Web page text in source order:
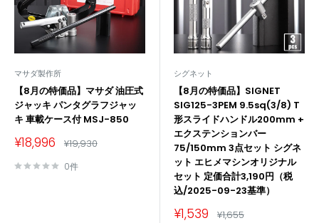
マサダ製作所
【8月の特価品】マサダ 油圧式
ジャッキ パンタグラフジャッ
キ 車載ケース付 MSJ-850
販
価
¥18,996 通
価
格
¥19,930
0件
シグネット
【8月の特価品】SIGNET
SIG125-3PEM 9.5sq(3/8) T
形スライドハンドル200mm +
エクステンションバー
75/150mm 3点セット シグネ
ット エヒメマシンオリジナル
セット 定価合計3,190円（税
込/2025-09-23基準）
販
¥1,539 通
¥1,655